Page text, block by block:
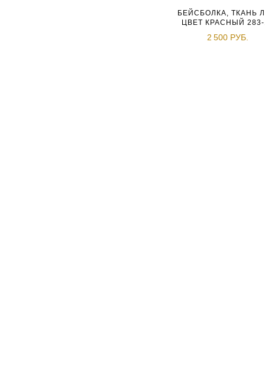
БЕЙСБОЛКА, ТКАНЬ
ЦВЕТ КРАСНЫЙ 283-
2 500 РУБ.